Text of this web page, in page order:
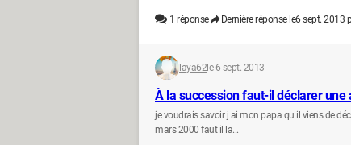
1 réponse Dernière réponse le6 sept. 2013
laya62le 6 sept. 2013
À la succession faut-il déclarer
je voudrais savoir j ai mon papa qu il viens de
mars 2000 faut il la...